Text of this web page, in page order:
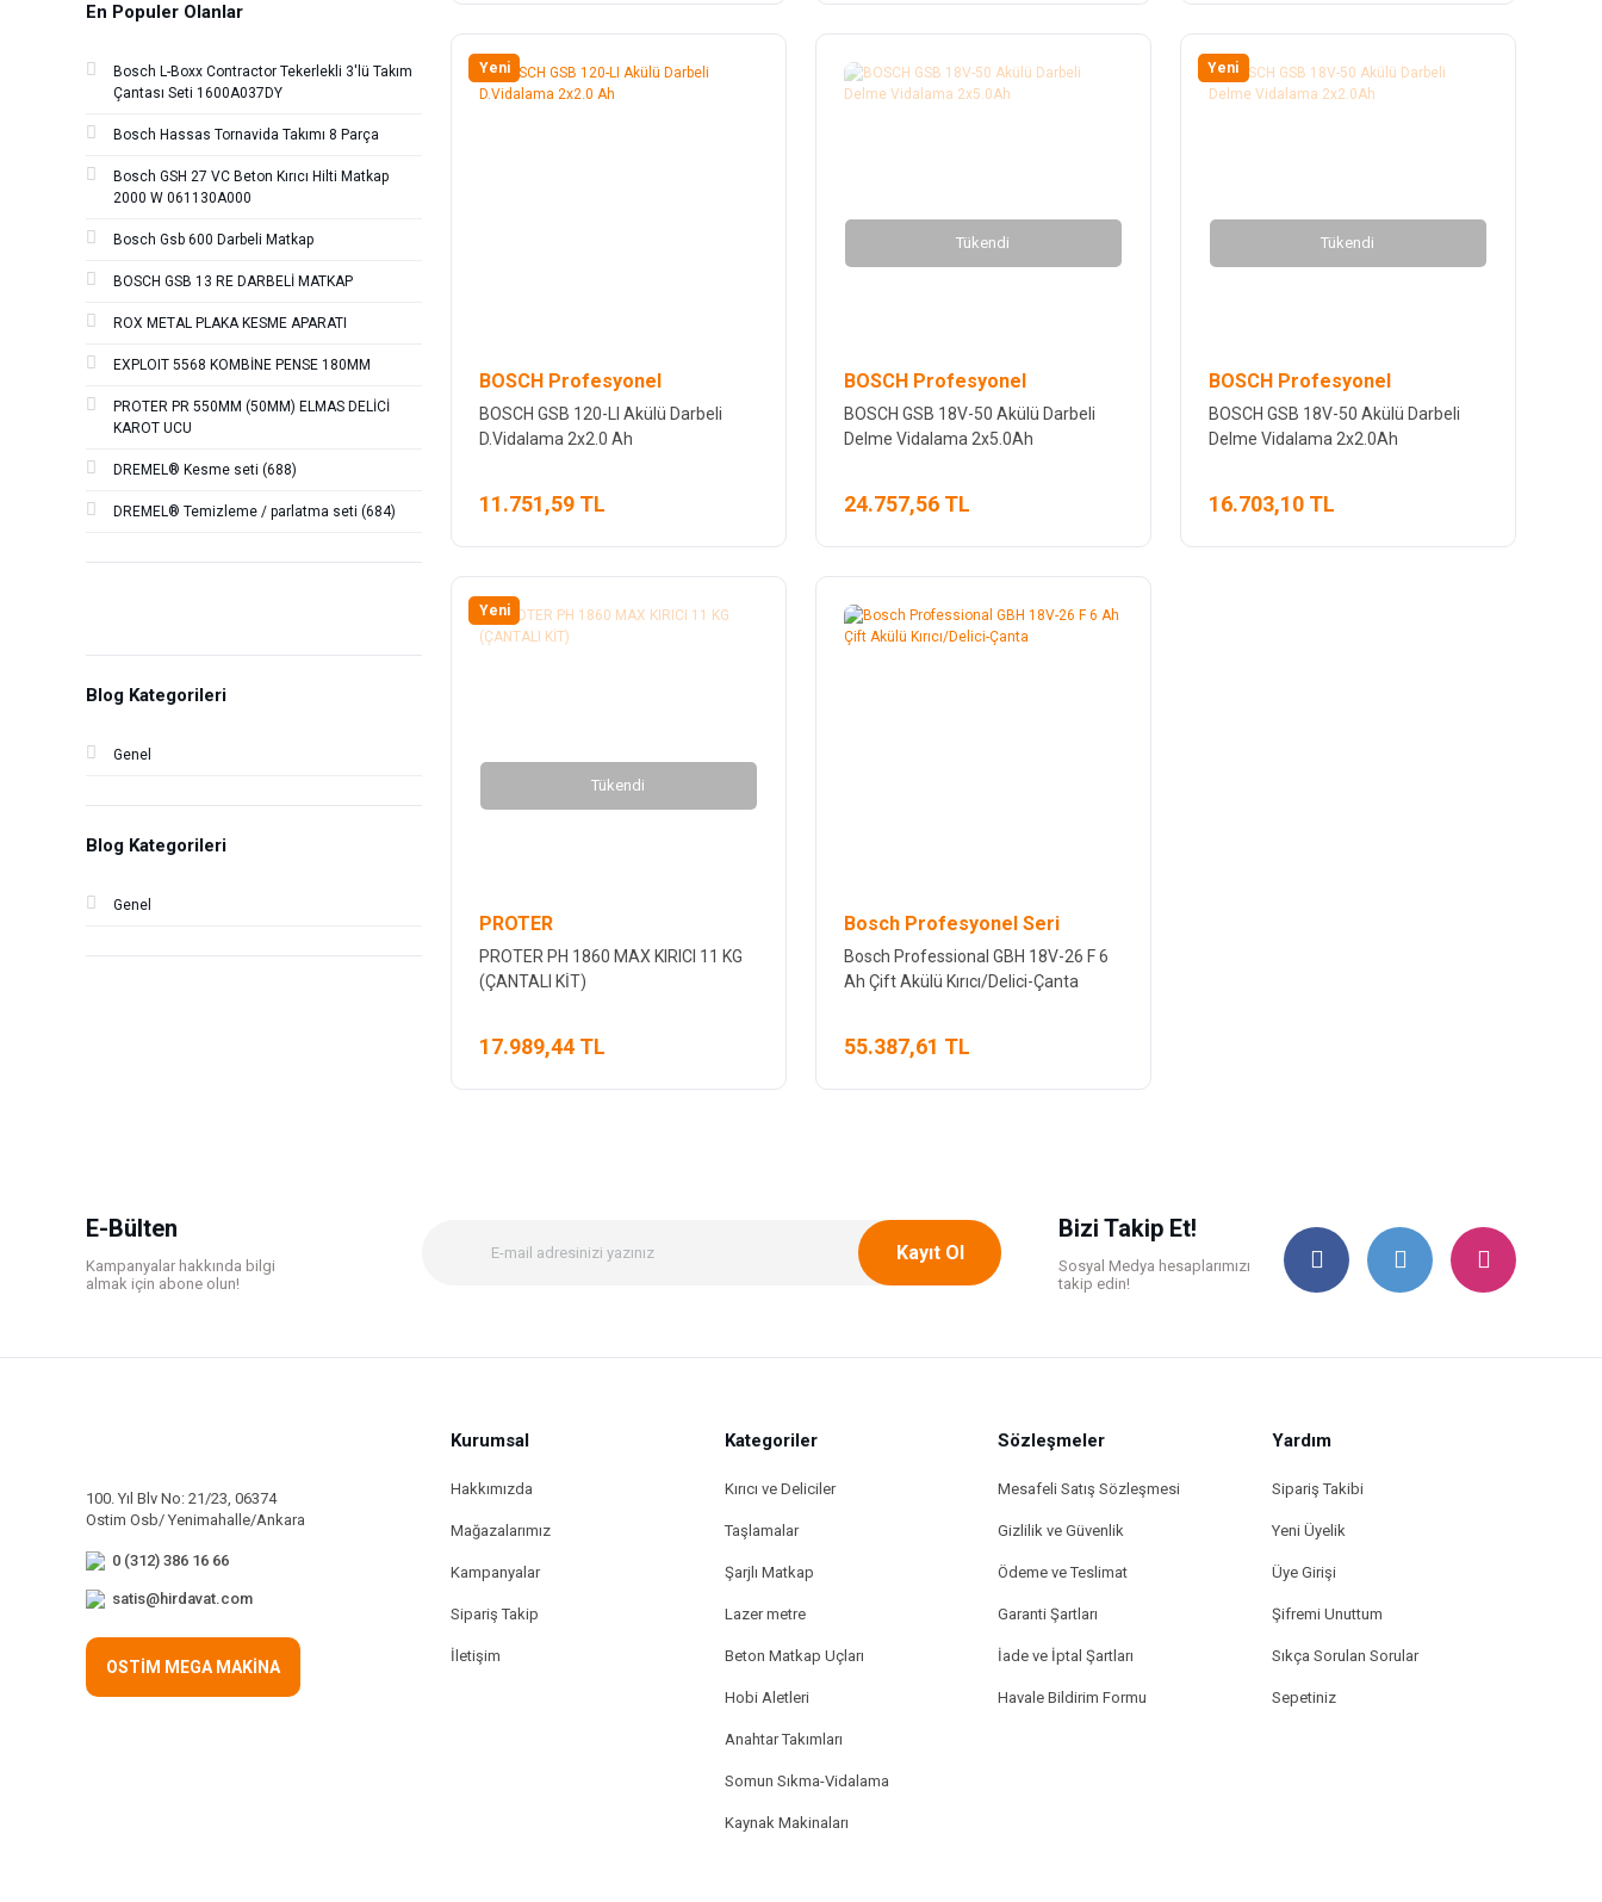
En Populer Olanlar
Bosch L-Boxx Contractor Tekerlekli 3'lü Takım
Çantası Seti 1600A037DY
Bosch Hassas Tornavida Takımı 8 Parça
Bosch GSH 27 VC Beton Kırıcı Hilti Matkap
2000 W 061130A000
Bosch Gsb 600 Darbeli Matkap
BOSCH GSB 13 RE DARBELİ MATKAP
ROX METAL PLAKA KESME APARATI
EXPLOIT 5568 KOMBİNE PENSE 180MM
PROTER PR 550MM (50MM) ELMAS DELİCİ
KAROT UCU
DREMEL® Kesme seti (688)
DREMEL® Temizleme / parlatma seti (684)
Blog Kategorileri
Genel
Blog Kategorileri
Genel
Yeni
BOSCH Profesyonel
BOSCH GSB 120-LI Akülü Darbeli
D.Vidalama 2x2.0 Ah
11.751,59 TL
Tükendi
BOSCH Profesyonel
BOSCH GSB 18V-50 Akülü Darbeli
Delme Vidalama 2x5.0Ah
24.757,56 TL
Yeni
Tükendi
BOSCH Profesyonel
BOSCH GSB 18V-50 Akülü Darbeli
Delme Vidalama 2x2.0Ah
16.703,10 TL
Yeni
Tükendi
PROTER
PROTER PH 1860 MAX KIRICI 11 KG
(ÇANTALI KİT)
17.989,44 TL
Bosch Profesyonel Seri
Bosch Professional GBH 18V-26 F 6
Ah Çift Akülü Kırıcı/Delici-Çanta
55.387,61 TL
E-Bülten
Kampanyalar hakkında bilgi
almak için abone olun!
Kayıt Ol
Bizi Takip Et!
Sosyal Medya hesaplarımızı
takip edin!
100. Yıl Blv No: 21/23, 06374
Ostim Osb/ Yenimahalle/Ankara
0 (312) 386 16 66
satis@hirdavat.com
OSTİM MEGA MAKİNA
Kurumsal
Hakkımızda
Mağazalarımız
Kampanyalar
Sipariş Takip
İletişim
Kategoriler
Kırıcı ve Deliciler
Taşlamalar
Şarjlı Matkap
Lazer metre
Beton Matkap Uçları
Hobi Aletleri
Anahtar Takımları
Somun Sıkma-Vidalama
Kaynak Makinaları
Sözleşmeler
Mesafeli Satış Sözleşmesi
Gizlilik ve Güvenlik
Ödeme ve Teslimat
Garanti Şartları
İade ve İptal Şartları
Havale Bildirim Formu
Yardım
Sipariş Takibi
Yeni Üyelik
Üye Girişi
Şifremi Unuttum
Sıkça Sorulan Sorular
Sepetiniz